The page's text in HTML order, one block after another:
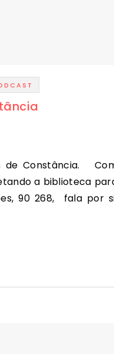
a biblioteca
90 268, fala por